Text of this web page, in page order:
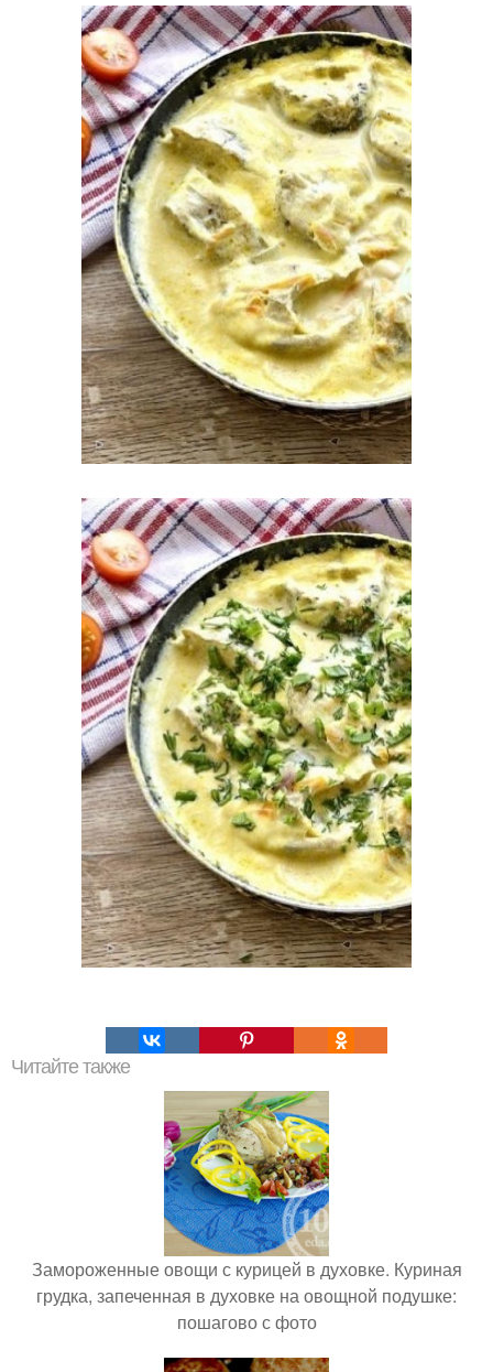
Читайте также
Замороженные овощи с курицей в духовке. Куриная
грудка, запеченная в духовке на овощной подушке:
пошагово с фото